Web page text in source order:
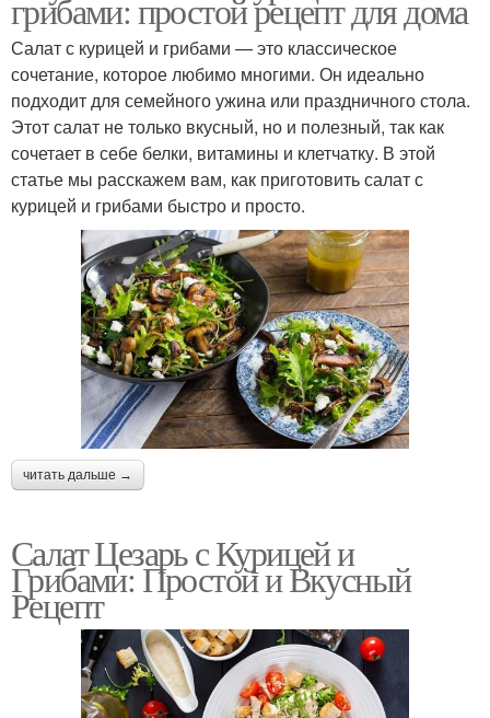
грибами: простой рецепт для дома
Салат с курицей и грибами — это классическое
сочетание, которое любимо многими. Он идеально
подходит для семейного ужина или праздничного стола.
Этот салат не только вкусный, но и полезный, так как
сочетает в себе белки, витамины и клетчатку. В этой
статье мы расскажем вам, как приготовить салат с
курицей и грибами быстро и просто.
читать дальше →
Салат Цезарь с Курицей и
Грибами: Простой и Вкусный
Рецепт